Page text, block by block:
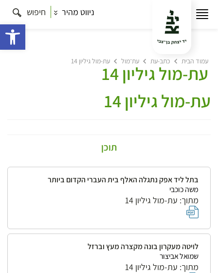
ניווט מהיר חיפוש
עמוד הבית כתב-עת עת־מול עת-מול גיליון 14
עת-מול גיליון 14
עת-מול גיליון 14
תוכן
בתל ליד אפק נתגלה האלף בית העברי הקדום ביותר
משה כוכבי
מתוך: עת-מול גיליון 14
לויטה מעקרון בונה מקצרה מעץ וברזל
שמואל אביצור
מתוך: עת-מול גיליון 14